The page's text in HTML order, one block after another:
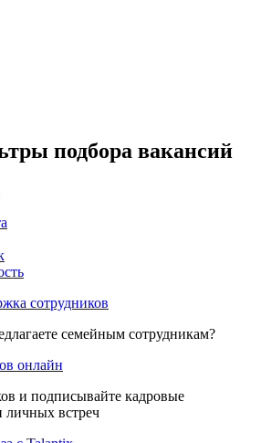
подбора вакансий
сотрудников
семейным сотрудникам?
онлайн
и подписывайте кадровые
личных встреч